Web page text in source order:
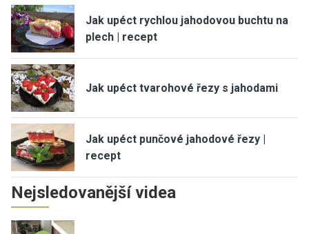
Jak upéct rychlou jahodovou buchtu na
plech | recept
Jak upéct tvarohové řezy s jahodami
Jak upéct punčové jahodové řezy |
recept
Nejsledovanější videa